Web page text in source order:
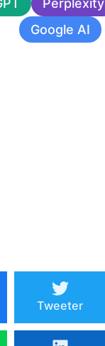
Perplexity
Google AI
Tweeter